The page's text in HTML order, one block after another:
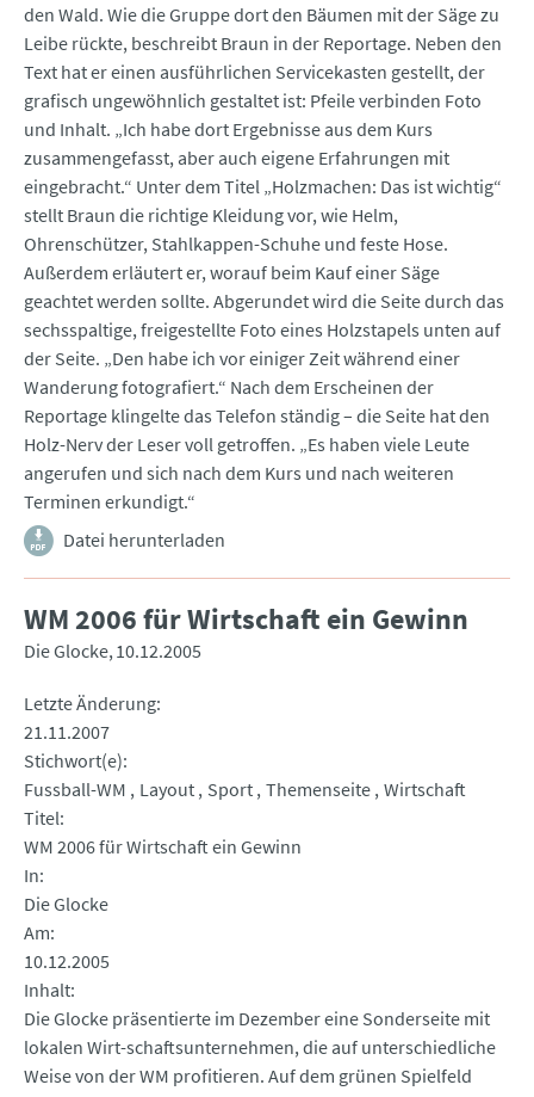
den Wald. Wie die Gruppe dort den Bäumen mit der Säge zu
Leibe rückte, beschreibt Braun in der Reportage. Neben den
Text hat er einen ausführlichen Servicekasten gestellt, der
grafisch ungewöhnlich gestaltet ist: Pfeile verbinden Foto
und Inhalt. „Ich habe dort Ergebnisse aus dem Kurs
zusammengefasst, aber auch eigene Erfahrungen mit
eingebracht.“ Unter dem Titel „Holzmachen: Das ist wichtig“
stellt Braun die richtige Kleidung vor, wie Helm,
Ohrenschützer, Stahlkappen-Schuhe und feste Hose.
Außerdem erläutert er, worauf beim Kauf einer Säge
geachtet werden sollte. Abgerundet wird die Seite durch das
sechsspaltige, freigestellte Foto eines Holzstapels unten auf
der Seite. „Den habe ich vor einiger Zeit während einer
Wanderung fotografiert.“ Nach dem Erscheinen der
Reportage klingelte das Telefon ständig – die Seite hat den
Holz-Nerv der Leser voll getroffen. „Es haben viele Leute
angerufen und sich nach dem Kurs und nach weiteren
Terminen erkundigt.“
Datei herunterladen
WM 2006 für Wirtschaft ein Gewinn
Die Glocke 10.12.2005
Letzte Änderung
21.11.2007
Stichwort(e)
Fussball-WM
Layout Sport Themenseite Wirtschaft
Titel
WM 2006 für Wirtschaft ein Gewinn
In
Die Glocke
Am
10.12.2005
Inhalt
Die Glocke präsentierte im Dezember eine Sonderseite mit
lokalen Wirt-schaftsunternehmen, die auf unterschiedliche
Weise von der WM profitieren. Auf dem grünen Spielfeld